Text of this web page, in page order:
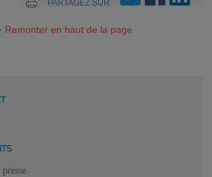
PARTAGEZ SUR
Remonter en haut de la page